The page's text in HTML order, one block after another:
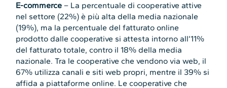
E-commerce – La percentuale di cooperative attive
nel settore (22%) è più alta della media nazionale
(19%), ma la percentuale del fatturato online
prodotto dalle cooperative si attesta intorno all’11%
del fatturato totale, contro il 18% della media
nazionale. Tra le cooperative che vendono via web, il
67% utilizza canali e siti web propri, mentre il 39% si
affida a piattaforme online. Le cooperative che